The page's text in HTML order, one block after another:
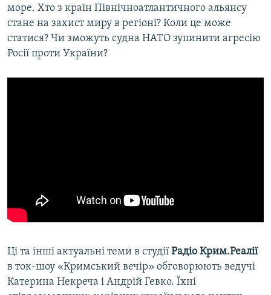
море. Хто з країн Північноатлантичного альянсу
стане на захист миру в регіоні? Коли це може
статися? Чи зможуть судна НАТО зупинити агресію
Росії проти України?
Ці та інші актуальні теми в студії Радіо Крим.Реалії
в ток-шоу «Кримський вечір» обговорюють ведучі
Катерина Некреча і Андрій Гевко. Їхні